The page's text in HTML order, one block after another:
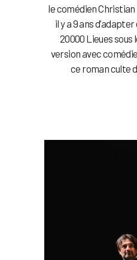
le comédien
il y a 9 ans
20000 Lieues sous
version avec
ce roman culte